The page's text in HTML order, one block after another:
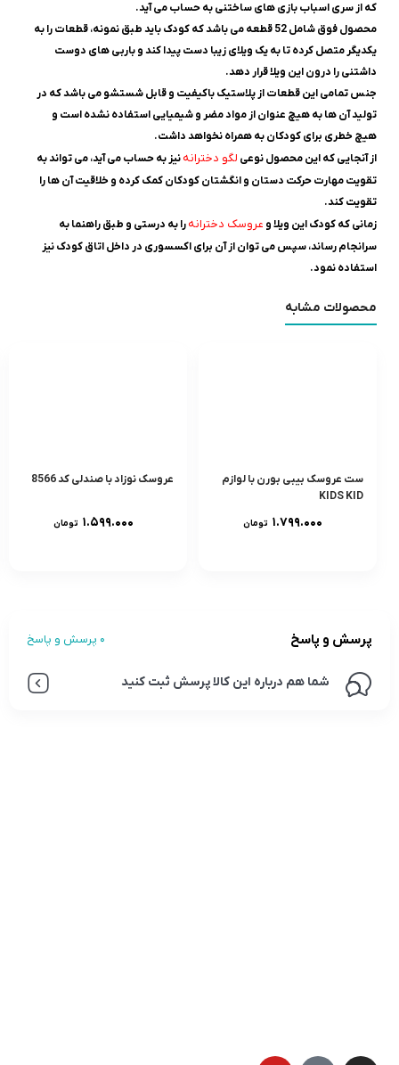
که از سری اسباب بازی های ساختنی به حساب می آید.
محصول فوق شامل 52 قطعه می باشد که کودک باید طبق نمونه، قطعات را به
یکدیگر متصل کرده تا به یک ویلای زیبا دست پیدا کند و باربی های دوست
داشتنی را درون این ویلا قرار دهد.
جنس تمامی این قطعات از پلاستیک باکیفیت و قابل شستشو می باشد که در
تولید آن ها به هیچ عنوان از مواد مضر و شیمیایی استفاده نشده است و
هیچ خطری برای کودکان به همراه نخواهد داشت.
از آنجایی که این محصول نوعی لگو دخترانهنیز به حساب می آید، می تواند به
تقویت مهارت حرکت دستان و انگشتان کودکان کمک کرده و خلاقیت آن ها را
تقویت کند.
زمانی که کودک این ویلا و عروسک دخترانهرا به درستی و طبق راهنما به
سرانجام رساند، سپس می توان از آن برای اکسسوری در داخل اتاق کودک نیز
استفاده نمود.
محصولات مشابه
ست عروسک بیبی بورن با لوازم
KIDS KID
۱.۷۹۹.۰۰۰ تومان
عروسک نوزاد با صندلی کد 8566
۱.۵۹۹.۰۰۰ تومان
پرسش و پاسخ 0 پرسش و پاسخ
شما هم درباره این کالا پرسش ثبت کنید